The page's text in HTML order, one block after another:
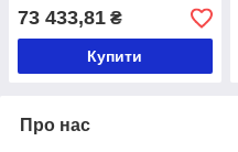
73 433,81 ₴
Купити
Про нас